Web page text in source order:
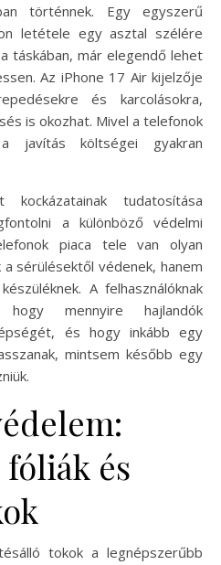
történnek. Egy egyszerű
letétele egy asztal szélére
táskában, már elegendő lehet
Az iPhone 17 Air kijelzője
és karcolásokra,
is okozhat. Mivel a telefonok
javítás költségei gyakran
tudatosítása
a különböző védelmi
piaca tele van olyan
sérülésektől védenek, hanem
A felhasználóknak
hogy mennyire hajlandók
és hogy inkább egy
mintsem később egy
és
tokok a legnépszerűbb